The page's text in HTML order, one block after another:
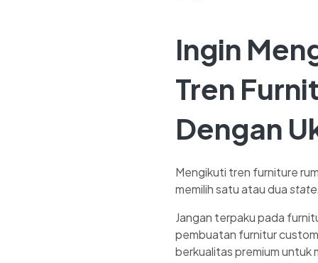
Ingin
Tren
Dengan
Mengikuti tren furniture
memilih satu atau dua
Jangan terpaku pada
pembuatan furnitur
berkualitas premium